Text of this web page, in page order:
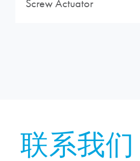
Screw Actuator
联系我们